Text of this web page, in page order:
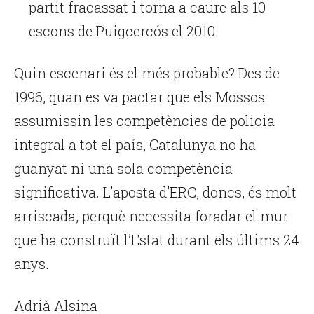
partit fracassat i torna a caure als 10
escons de Puigcercós el 2010.
Quin escenari és el més probable? Des de
1996, quan es va pactar que els Mossos
assumissin les competències de policia
integral a tot el país, Catalunya no ha
guanyat ni una sola competència
significativa. L’aposta d’ERC, doncs, és molt
arriscada, perquè necessita foradar el mur
que ha construït l’Estat durant els últims 24
anys.
Adrià Alsina